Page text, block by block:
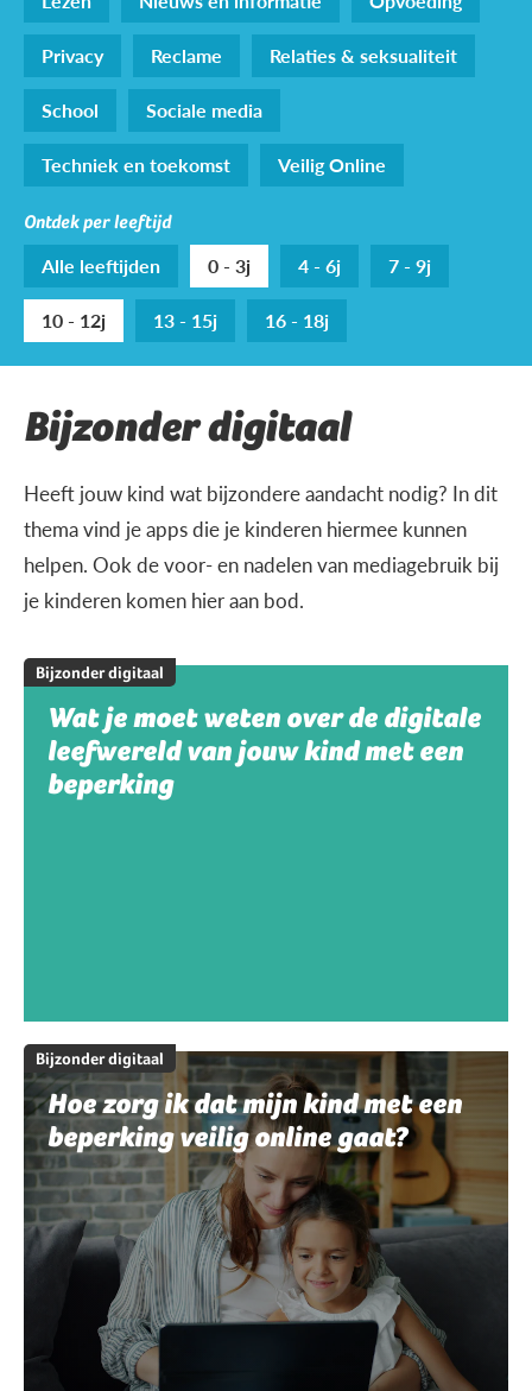
Privacy
Reclame
Relaties & seksualiteit
School
Sociale media
Techniek en toekomst
Veilig Online
Ontdek per leeftijd
Alle leeftijden 0 - 3j 4 - 6j
7 - 9j
10 - 12j
13 - 15j 16 - 18j
Bijzonder digitaal
Heeft jouw kind wat bijzondere aandacht nodig? In dit
thema vind je apps die je kinderen hiermee kunnen
helpen. Ook de voor- en nadelen van mediagebruik bij
je kinderen komen hier aan bod.
Bijzonder digitaal
Wat je moet weten over de digitale
leefwereld van jouw kind met een
beperking
Bijzonder digitaal
Hoe zorg ik dat mijn kind met een
beperking veilig online gaat?